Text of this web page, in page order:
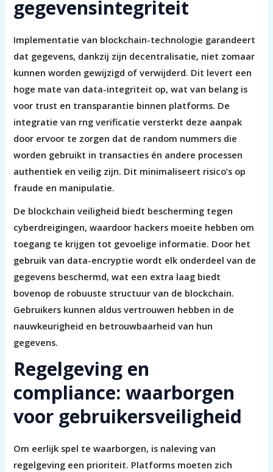
gegevensintegriteit
Implementatie van blockchain-technologie garandeert
dat gegevens, dankzij zijn decentralisatie, niet zomaar
kunnen worden gewijzigd of verwijderd. Dit levert een
hoge mate van data-integriteit op, wat van belang is
voor trust en transparantie binnen platforms. De
integratie van rng verificatie versterkt deze aanpak
door ervoor te zorgen dat de random nummers die
worden gebruikt in transacties én andere processen
authentiek en veilig zijn. Dit minimaliseert risico’s op
fraude en manipulatie.
De blockchain veiligheid biedt bescherming tegen
cyberdreigingen, waardoor hackers moeite hebben om
toegang te krijgen tot gevoelige informatie. Door het
gebruik van data-encryptie wordt elk onderdeel van de
gegevens beschermd, wat een extra laag biedt
bovenop de robuuste structuur van de blockchain.
Gebruikers kunnen aldus vertrouwen hebben in de
nauwkeurigheid en betrouwbaarheid van hun
gegevens.
Regelgeving en
compliance: waarborgen
voor gebruikersveiligheid
Om eerlijk spel te waarborgen, is naleving van
regelgeving een prioriteit. Platforms moeten zich